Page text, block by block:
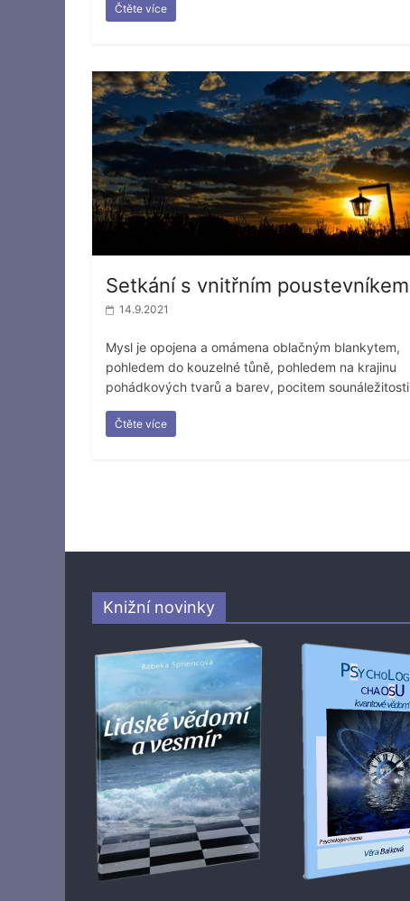
Čtěte více
Setkání s vnitřním poustevníkem
14.9.2021
Mysl je opojena a omámena oblačným blankytem,
pohledem do kouzelné tůně, pohledem na krajinu
pohádkových tvarů a barev, pocitem sounáležitosti
Čtěte více
Knižní novinky